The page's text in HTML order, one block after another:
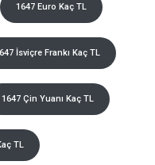
1647 Euro Kaç TL
İsviçre Frankı Kaç TL
1647 Çin Yuanı Kaç TL
TL